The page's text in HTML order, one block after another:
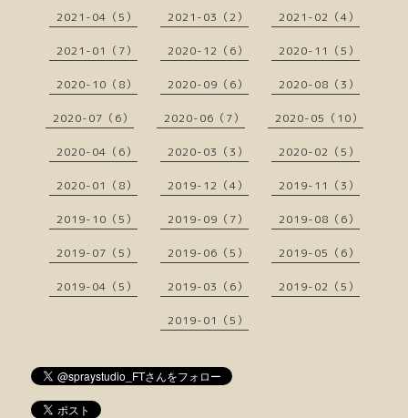
2021-04（5） 2021-03（2） 2021-02（4）
2021-01（7） 2020-12（6） 2020-11（5）
2020-10（8） 2020-09（6） 2020-08（3）
2020-07（6） 2020-06（7） 2020-05（10）
2020-04（6） 2020-03（3） 2020-02（5）
2020-01（8） 2019-12（4） 2019-11（3）
2019-10（5） 2019-09（7） 2019-08（6）
2019-07（5） 2019-06（5） 2019-05（6）
2019-04（5） 2019-03（6） 2019-02（5）
2019-01（5）